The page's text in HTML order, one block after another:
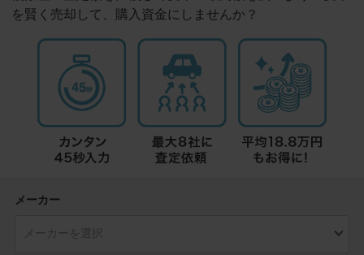
を賢く売却して、購入資金にしませんか？
メーカー